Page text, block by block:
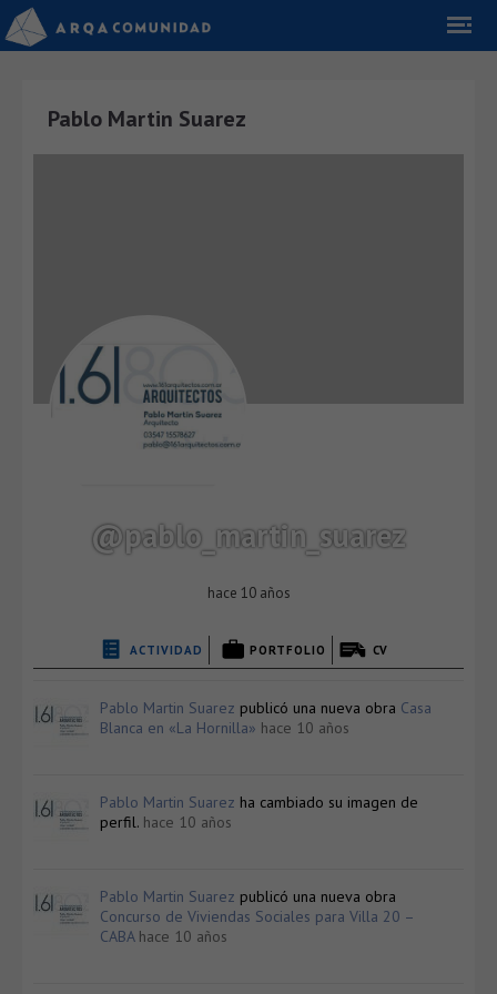
Pablo Martin Suarez
@pablo_martin_suarez
hace 10 años
ACTIVIDAD PORTFOLIO CV
Pablo Martin Suarez publicó una nueva obra Casa
Blanca en «La Hornilla» hace 10 años
Pablo Martin Suarez ha cambiado su imagen de
perfil. hace 10 años
Pablo Martin Suarez publicó una nueva obra
Concurso de Viviendas Sociales para Villa 20 –
CABA hace 10 años